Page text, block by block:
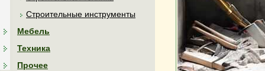
Строительные инструменты
Мебель
Техника
Прочее